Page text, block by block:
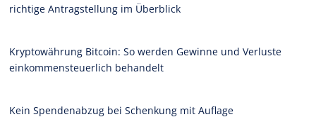
richtige Antragstellung im Überblick
Kryptowährung Bitcoin: So werden Gewinne und Verluste
einkommensteuerlich behandelt
Kein Spendenabzug bei Schenkung mit Auflage